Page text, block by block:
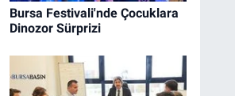
Bursa Festivali'nde Çocuklara
Dinozor Sürprizi